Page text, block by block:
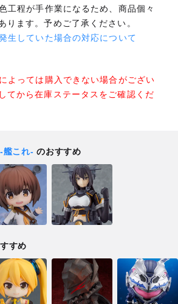
工程が手作業になるため、商品個々
ります。予めご了承ください。
生していた場合の対応について
よっては購入できない場合がござい
てから在庫ステータスをご確認くだ
艦これ‐ のおすすめ
すめ